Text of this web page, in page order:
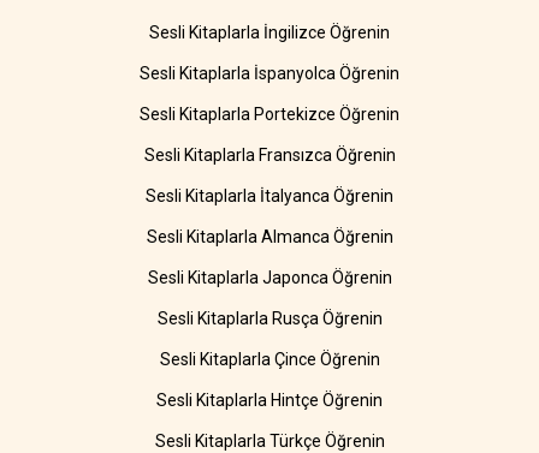
Sesli Kitaplarla İngilizce Öğrenin
Sesli Kitaplarla İspanyolca Öğrenin
Sesli Kitaplarla Portekizce Öğrenin
Sesli Kitaplarla Fransızca Öğrenin
Sesli Kitaplarla İtalyanca Öğrenin
Sesli Kitaplarla Almanca Öğrenin
Sesli Kitaplarla Japonca Öğrenin
Sesli Kitaplarla Rusça Öğrenin
Sesli Kitaplarla Çince Öğrenin
Sesli Kitaplarla Hintçe Öğrenin
Sesli Kitaplarla Türkçe Öğrenin